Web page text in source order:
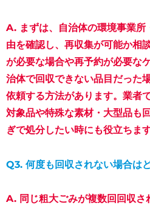
A. まずは、
自治体の環境事業
由を確認し、再収集が可能か相
が必要な場合や再予約が必要な
治体で回収できない品目だった場
依頼する方法があります。業者
対象品や特殊な素材・大型品も
ぎで処分したい時にも役立ちます
Q3. 何度も回収されない場合は
A. 同じ粗大ごみが複数回回収さ